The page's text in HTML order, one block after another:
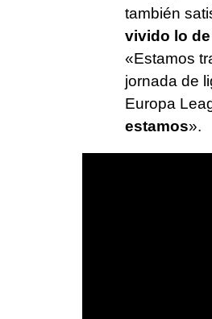
también
vivido lo
«Estamos
jornada de
Europa
estamos».